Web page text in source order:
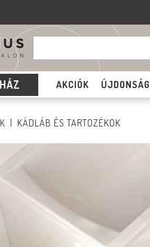
AKCIÓK
KÁDLÁB ÉS TARTOZÉKOK